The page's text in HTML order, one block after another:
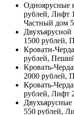
Одноярусные
рублей, Лифт
Частный дом
1500 рублей,
Кровати-
рублей,
Кровать-
2000 рублей,
Кровать-
рублей, Лифт
550 рублей,